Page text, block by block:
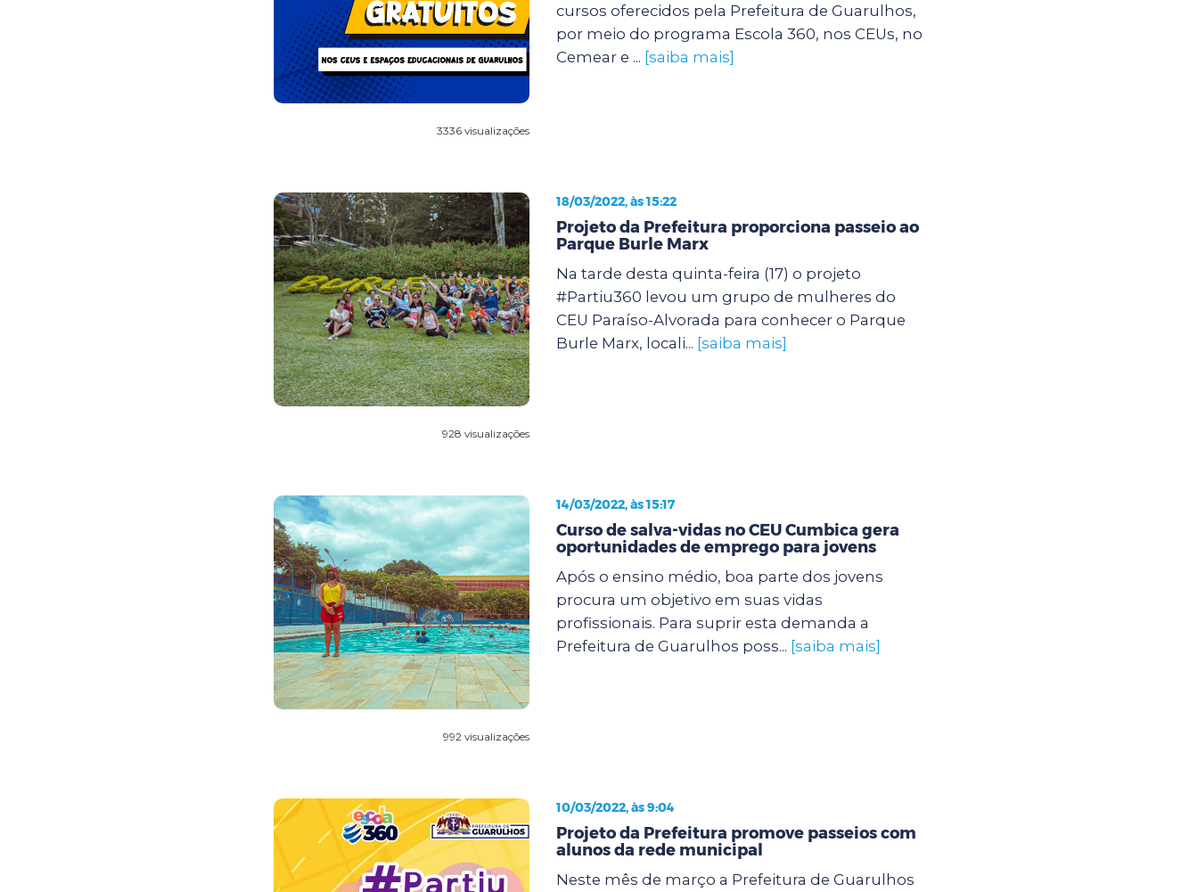
3336 visualizações
cursos oferecidos pela Prefeitura de Guarulhos,
por meio do programa Escola 360, nos CEUs, no
Cemear e ... [saiba mais]
928 visualizações
18/03/2022, às 15:22
Projeto da Prefeitura proporciona passeio ao
Parque Burle Marx
Na tarde desta quinta-feira (17) o projeto
#Partiu360 levou um grupo de mulheres do
CEU Paraíso-Alvorada para conhecer o Parque
Burle Marx, locali... [saiba mais]
992 visualizações
14/03/2022, às 15:17
Curso de salva-vidas no CEU Cumbica gera
oportunidades de emprego para jovens
Após o ensino médio, boa parte dos jovens
procura um objetivo em suas vidas
profissionais. Para suprir esta demanda a
Prefeitura de Guarulhos poss... [saiba mais]
10/03/2022, às 9:04
Projeto da Prefeitura promove passeios com
alunos da rede municipal
Neste mês de março a Prefeitura de Guarulhos